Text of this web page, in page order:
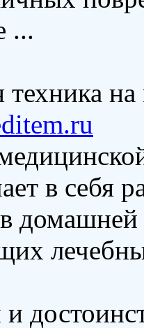
...
в себя